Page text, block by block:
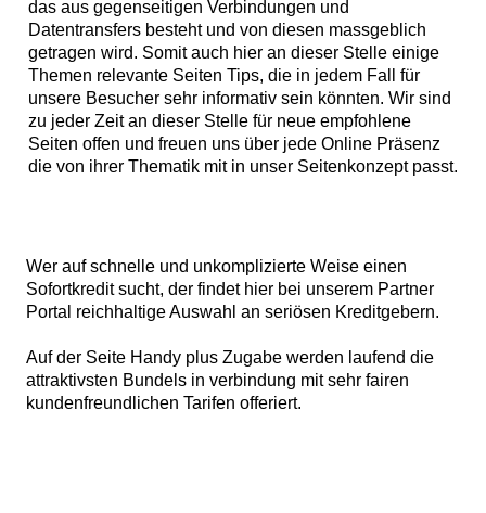
das aus gegenseitigen Verbindungen und
Datentransfers besteht und von diesen massgeblich
getragen wird. Somit auch hier an dieser Stelle einige
Themen relevante Seiten Tips, die in jedem Fall für
unsere Besucher sehr informativ sein könnten. Wir sind
zu jeder Zeit an dieser Stelle für neue empfohlene
Seiten offen und freuen uns über jede Online Präsenz
die von ihrer Thematik mit in unser Seitenkonzept passt.
Wer auf schnelle und unkomplizierte Weise einen
Sofortkreditsucht, der findet hier bei unserem Partner
Portal reichhaltige Auswahl an seriösen Kreditgebern.
Auf der Seite Handy plus Zugabe werden laufend die
attraktivsten Bundels in verbindung mit sehr fairen
kundenfreundlichen Tarifen offeriert.